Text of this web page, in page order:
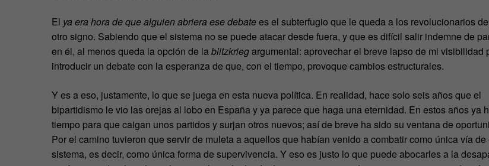
El ya era hora de que alguien abriera ese debatees el subterfugio que le queda a los revolucionarios
otro signo. Sabiendo que el sistema no se puede atacar desde fuera, y que es difícil salir indemne de
en él, al menos queda la opción de lablitzkriegargumental: aprovechar el breve lapso de mi visibilidad
introducir un debate con la esperanza de que, con el tiempo, provoque cambios estructurales.
Y es a eso, justamente, lo que se juega en esta nueva política. En realidad, hace solo seis años que el
bipartidismo le vio las orejas al lobo en España y ya parece que haga una eternidad. En estos años ya
tiempo para que caigan unos partidos y surjan otros nuevos; así de breve ha sido su ventana de
Por el camino tuvieron que servir de muleta a aquellos que habían venido a combatir como única vía de
sistema, es decir, como única forma de supervivencia. Y eso es justo lo que puede abocarles a la